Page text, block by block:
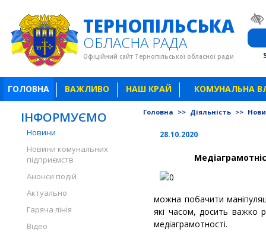
ТЕРНОПІЛЬСЬКА
ОБЛАСНА РАДА
Офіційний сайт Тернопільської обласної ради
ГОЛОВНА ВАЖЛИВО НАШ КРАЙ КОМУНАЛЬНА
ІНФОРМУЄМО
Новини
Новини комунальних
підприємств
Анонси подій
Актуально
Гаряча лінія
Відео
Головна >> Діяльність >>
28.10.2020
можна побачити
які часом, досить важко
медіаграмотності.